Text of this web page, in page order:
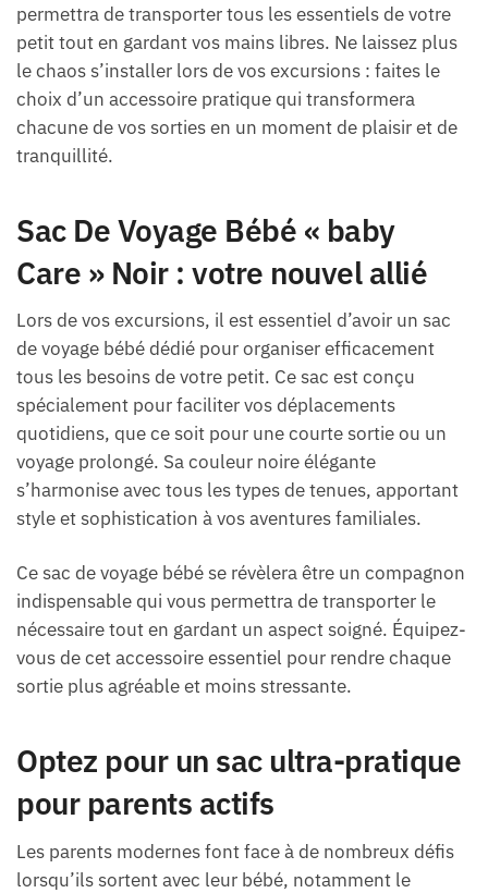
permettra de transporter tous les essentiels de votre
petit tout en gardant vos mains libres. Ne laissez plus
le chaos s’installer lors de vos excursions : faites le
choix d’un accessoire pratique qui transformera
chacune de vos sorties en un moment de plaisir et de
tranquillité.
Sac De Voyage Bébé « baby
Care » Noir : votre nouvel allié
Lors de vos excursions, il est essentiel d’avoir un sac
de voyage bébé dédié pour organiser efficacement
tous les besoins de votre petit. Ce sac est conçu
spécialement pour faciliter vos déplacements
quotidiens, que ce soit pour une courte sortie ou un
voyage prolongé. Sa couleur noire élégante
s’harmonise avec tous les types de tenues, apportant
style et sophistication à vos aventures familiales.
Ce sac de voyage bébé se révèlera être un compagnon
indispensable qui vous permettra de transporter le
nécessaire tout en gardant un aspect soigné. Équipez-
vous de cet accessoire essentiel pour rendre chaque
sortie plus agréable et moins stressante.
Optez pour un sac ultra-pratique
pour parents actifs
Les parents modernes font face à de nombreux défis
lorsqu’ils sortent avec leur bébé, notamment le